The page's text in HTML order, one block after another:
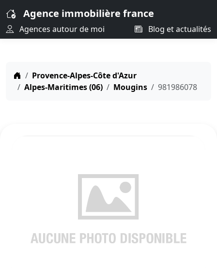
Agence immobilière france
Agences autour de moi Blog et actualités
Provence-Alpes-Côte d'Azur
Alpes-Maritimes (06)
Mougins 981986078